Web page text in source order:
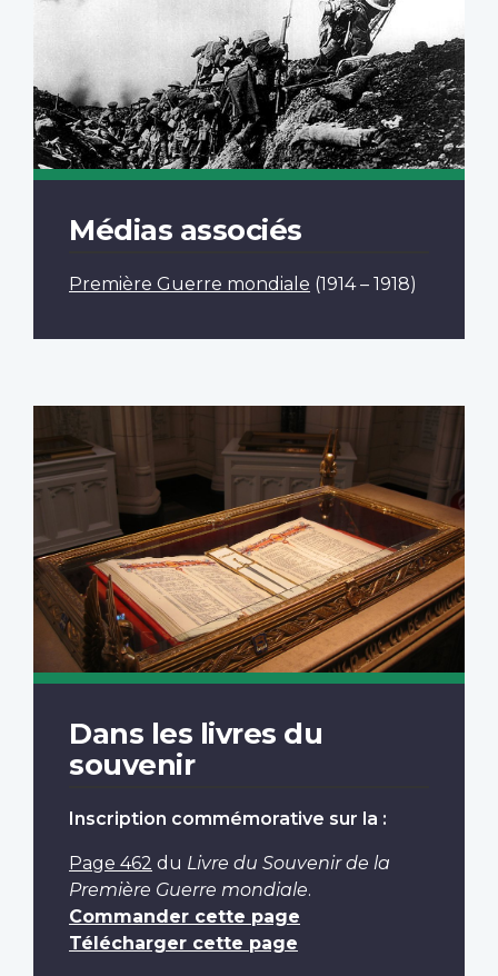
Médias associés
Première Guerre mondiale (1914 – 1918)
Dans les livres du
souvenir
Inscription commémorative sur la :
Page 462 du Livre du Souvenir de la
Première Guerre mondiale.
Commander cette page
Télécharger cette page